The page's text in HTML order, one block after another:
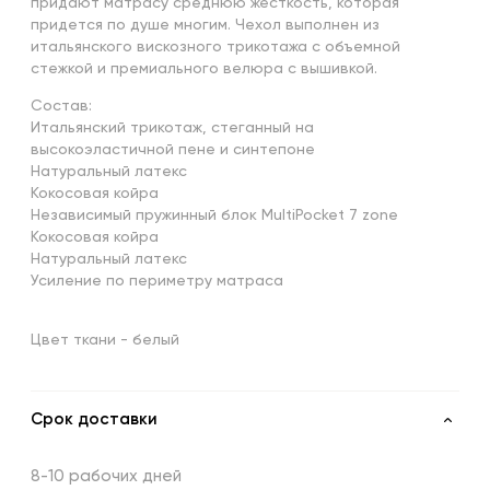
придают матрасу среднюю жесткость, которая
придется по душе многим. Чехол выполнен из
итальянского вискозного трикотажа с объемной
стежкой и премиального велюра с вышивкой.
Состав:
Итальянский трикотаж, стеганный на
высокоэластичной пене и синтепоне
Натуральный латекс
Кокосовая койра
Независимый пружинный блок MultiPocket 7 zone
Кокосовая койра
Натуральный латекс
Усиление по периметру матраса
Цвет ткани - белый
Срок доставки
8-10 рабочих дней